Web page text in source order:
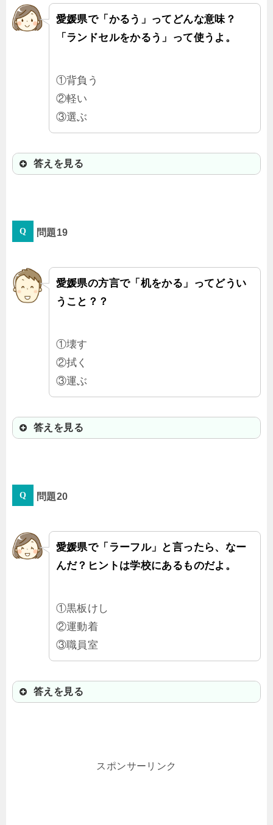
い）ようにね！って意味なんだ。
愛媛県で「かるう」ってどんな意味？
「ランドセルをかるう」って使うよ。
①背負う
②軽い
③選ぶ
答えを見る
ランドセルやリュックは「かるう」
問題19
愛媛県の方言で「机をかる」ってどうい
うこと？？
①壊す
②拭く
③運ぶ
答えを見る
運ぶ（持ちあげて運ぶ）って意味だ
んだ。
問題20
愛媛県で「ラーフル」と言ったら、なー
んだ？ヒントは学校にあるものだよ。
①黒板けし
②運動着
③職員室
答えを見る
オランダ語の「ほつれ糸」「擦る」
スポンサーリンク